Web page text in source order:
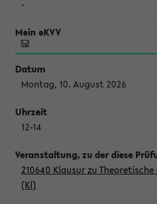
-
Montag, 10. August 2026
12-14
210640 Klausur zu
(Kl)